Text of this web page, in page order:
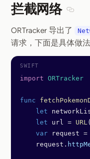
拦截网络
ORTracker 导出了
请求，下面是具体做法
import ORTracker
func
    let
    let
url = URL(
    var
request =
    request.